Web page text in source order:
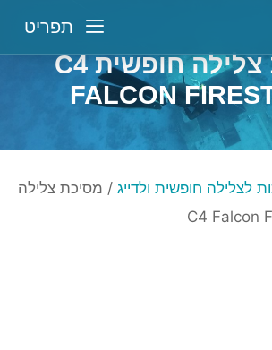
תפריט
מסיכת צלילה חופשית C4
FALCON
לצלילה חופשית ולדייג / מסיכת צלילה